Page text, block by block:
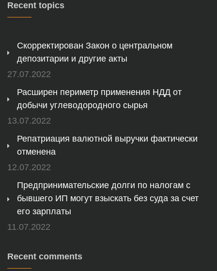
Recent topics
Скорректирован Закон о центральном
депозитарии и другие акты
27.07.2022
Расширен периметр применения НДД от
добычи углеводородного сырья
13.07.2022
Репатриация валютной выручки фактически
отменена
12.07.2022
Предпринимательские долги по налогам с
бывшего ИП могут взыскать без суда за счет
его зарплаты
11.07.2022
Recent comments